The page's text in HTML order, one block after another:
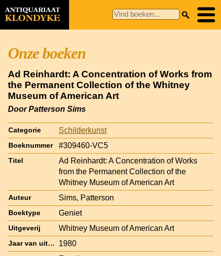
Onze boeken
Ad Reinhardt: A Concentration of Works from
the Permanent Collection of the Whitney
Museum of American Art
Door Patterson Sims
Categorie Schilderkunst
Boeknummer #309460-VC5
Titel
Ad Reinhardt: A Concentration of Works
from the Permanent Collection of the
Whitney Museum of American Art
Auteur Sims, Patterson
Boektype Geniet
Uitgeverij Whitney Museum of American Art
Jaar van uitgave 1980